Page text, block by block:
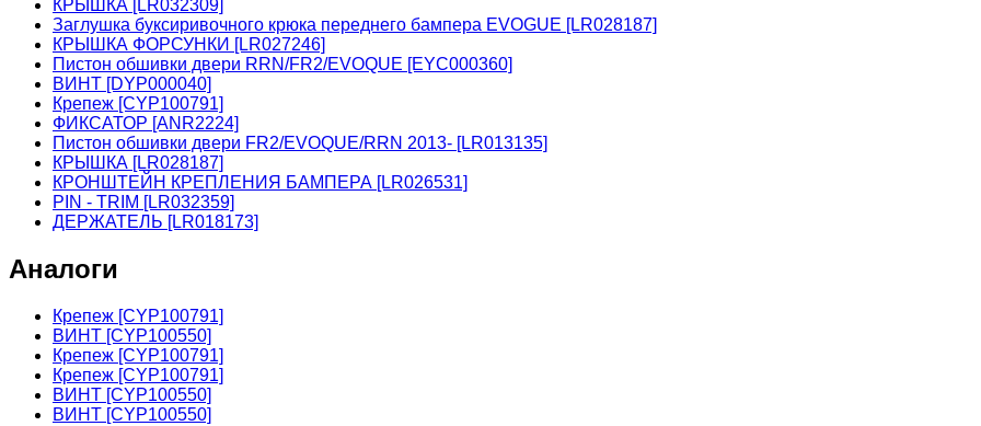
КРЫШКА [LR032309]
Заглушка буксиривочного крюка переднего бампера EVOGUE [LR028187]
КРЫШКА ФОРСУНКИ [LR027246]
Пистон обшивки двери RRN/FR2/EVOQUE [EYC000360]
ВИНТ [DYP000040]
Крепеж [CYP100791]
ФИКСАТОР [ANR2224]
Пистон обшивки двери FR2/EVOQUE/RRN 2013- [LR013135]
КРЫШКА [LR028187]
КРОНШТЕЙН КРЕПЛЕНИЯ БАМПЕРА [LR026531]
PIN - TRIM [LR032359]
ДЕРЖАТЕЛЬ [LR018173]
Аналоги
Крепеж [CYP100791]
ВИНТ [CYP100550]
Крепеж [CYP100791]
Крепеж [CYP100791]
ВИНТ [CYP100550]
ВИНТ [CYP100550]